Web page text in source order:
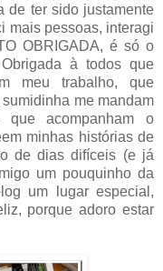
de ter sido justamente
mais pessoas, interagi
OBRIGADA, é só o
à todos que
meu trabalho, que
me mandam
acompanham o
minhas histórias de
de dias difíceis (e já
um pouquinho da
um lugar especial,
porque adoro estar